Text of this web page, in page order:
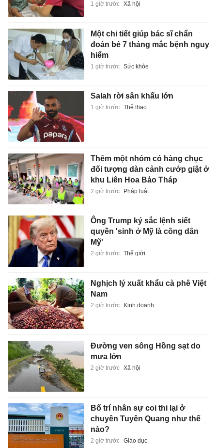
1 giờ trước Xã hội
Một chi tiết giúp bác sĩ chẩn
đoán bé 7 tháng mắc bệnh nguy
hiểm
1 giờ trước Sức khỏe
Salah rời sân khấu lớn
1 giờ trước Thể thao
Thêm một nhóm có hàng chục
đối tượng dàn cảnh cướp giật ở
khu Liên Hoa Bảo Tháp
2 giờ trước Pháp luật
Ông Trump ký sắc lệnh siết
quyền 'sinh ở Mỹ là công dân
Mỹ'
2 giờ trước Thế giới
Nghịch lý xuất khẩu cà phê Việt
Nam
2 giờ trước Kinh doanh
Đường ven sông Hồng sạt do
mưa lớn
2 giờ trước Xã hội
Bố trí nhân sự coi thi lại ở
chuyên Tuyên Quang như thế
nào?
2 giờ trước Giáo dục